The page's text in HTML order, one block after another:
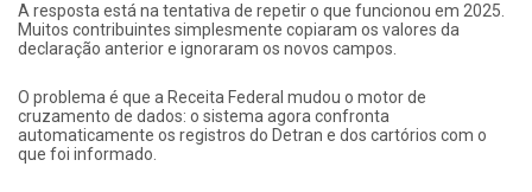
A resposta está na tentativa de repetir o que funcionou em 2025.
Muitos contribuintes simplesmente copiaram os valores da
declaração anterior e ignoraram os novos campos.
O problema é que a Receita Federal mudou o motor de
cruzamento de dados: o sistema agora confronta
automaticamente os registros do Detran e dos cartórios com o
que foi informado.